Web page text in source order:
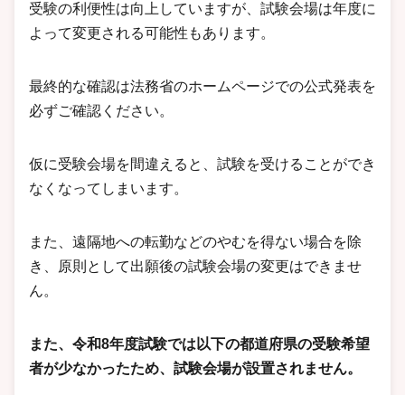
受験の利便性は向上していますが、試験会場は年度に
よって変更される可能性もあります。
最終的な確認は法務省のホームページでの公式発表を
必ずご確認ください。
仮に受験会場を間違えると、試験を受けることができ
なくなってしまいます。
また、遠隔地への転勤などのやむを得ない場合を除
き、原則として出願後の試験会場の変更はできませ
ん。
また、令和8年度試験では以下の都道府県の受験希望
者が少なかったため、試験会場が設置されません。